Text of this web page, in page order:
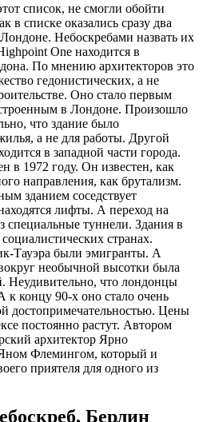
список, не смогли обойти
в списке оказались сразу два
Небоскребами назвать их
One находится в
По мнению архитекторов это
гедонистических, а не
Оно стало первым
в Лондоне. Произошло
что здание было
а не для работы. Другой
в западной части города.
в 1972 году. Он известен, как
направления, как брутализм.
зданием соседствует
лифты. А переход на
специальные туннели. Здания в
странах.
Тауэра были эмигранты. А
необычной высотки была
Неудивительно, что лондонцы
к концу 90-х оно стало очень
достопримечательностью. Цены
постоянно растут. Автором
архитектор Ярно
Флемингом, который и
приятеля для одного из
Берлин